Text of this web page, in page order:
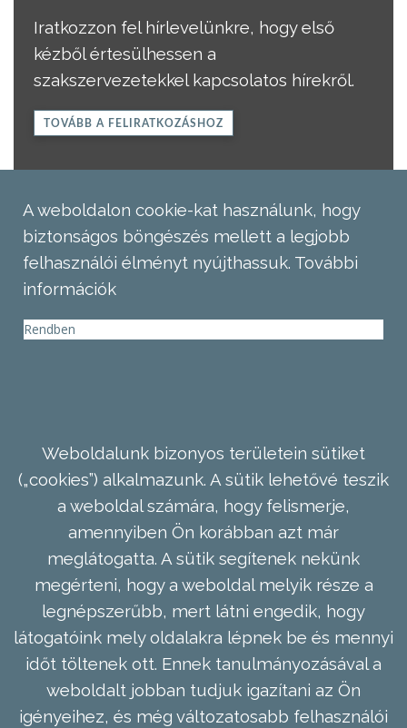
Iratkozzon fel hírlevelünkre, hogy első
kézből értesülhessen a
szakszervezetekkel kapcsolatos hírekről.
TOVÁBB A FELIRATKOZÁSHOZ
A weboldalon cookie-kat használunk, hogy
biztonságos böngészés mellett a legjobb
felhasználói élményt nyújthassuk. További
információk
Rendben
Weboldalunk bizonyos területein sütiket
(„cookies”) alkalmazunk. A sütik lehetővé teszik
a weboldal számára, hogy felismerje,
amennyiben Ön korábban azt már
meglátogatta. A sütik segítenek nekünk
megérteni, hogy a weboldal melyik része a
legnépszerűbb, mert látni engedik, hogy
látogatóink mely oldalakra lépnek be és mennyi
időt töltenek ott. Ennek tanulmányozásával a
weboldalt jobban tudjuk igazítani az Ön
igényeihez, és még változatosabb felhasználói